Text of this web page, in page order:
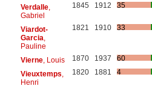
Verdalle,
Gabriel
1845 1912 35
Viardot-
Garcia
Pauline
1821 1910 33
Vierne, Louis 1870 1937
60
Vieuxtemps
Henri
1820 1881 4